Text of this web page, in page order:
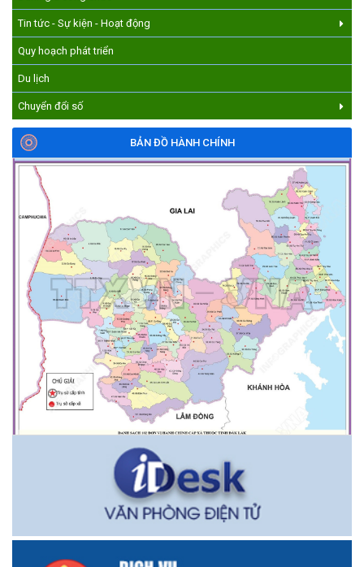
Tin tức - Sự kiện - Hoạt động
Quy hoạch phát triển
Du lịch
Chuyển đổi số
BẢN ĐỒ HÀNH CHÍNH